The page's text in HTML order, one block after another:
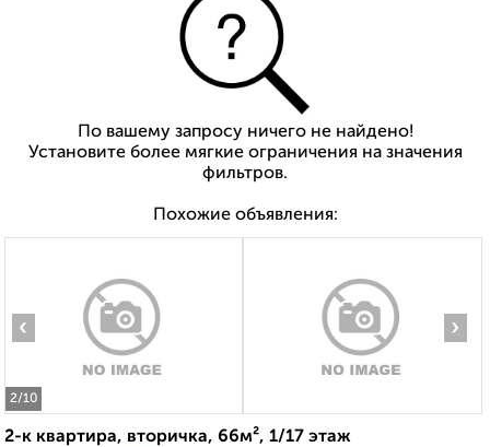
По вашему запросу ничего не найдено!
Установите более мягкие ограничения на значения
фильтров.
Похожие объявления:
2/10
‹ ›
2-к квартира, вторичка, 66м², 1/17 этаж